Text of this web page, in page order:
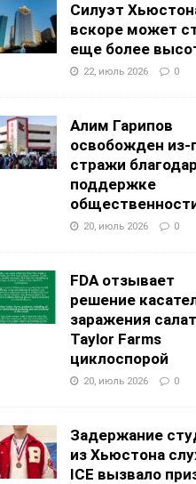
Силуэт
вскоре может
еще более
22, июль 2026 0
Алим Гарипов
освобожден из-
стражи
поддержке
20, июль 2026 0
FDA отзывает
решение
заражения
Taylor Farms
циклоспорой
20, июль 2026 0
Задержание
из Хьюстона
ICE вызвало